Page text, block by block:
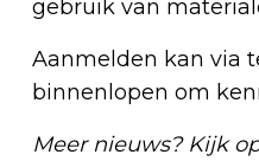
gebruik van
Aanmelden kan via
binnenlopen om
Meer nieuws? Kijk